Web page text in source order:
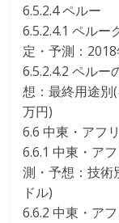
6.5.2.4 ペルー
6.5.2.4.1 ペル
定・予測：
6.5.2.4.2 ペル
想：最終用途別
万円)
6.6 中東・アフ
6.6.1 中東・ア
測・予想：技術
ドル)
6.6.2 中東・ア